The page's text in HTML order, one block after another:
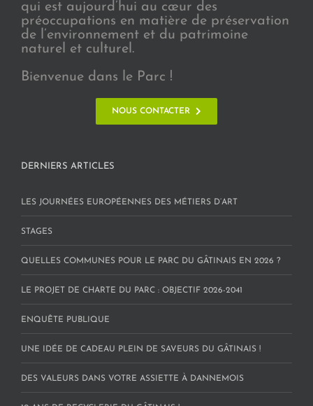
qui est aujourd’hui au cœur des
préoccupations en matière de préservation
de l’environnement et du patrimoine
naturel et culturel.
Bienvenue dans le Parc !
NOUS CONTACTER
DERNIERS ARTICLES
LES JOURNÉES EUROPÉENNES DES MÉTIERS D’ART
STAGES
QUELLES COMMUNES POUR LE PARC DU GÂTINAIS EN 2026 ?
LE PROJET DE CHARTE DU PARC : OBJECTIF 2026-2041
ENQUÊTE PUBLIQUE
UNE IDÉE DE CADEAU PLEIN DE SAVEURS DU GÂTINAIS !
DES VALEURS DANS VOTRE ASSIETTE À DANNEMOIS